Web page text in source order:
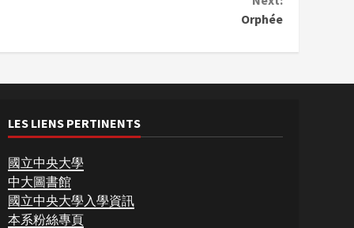
Orphée
LES LIENS PERTINENTS
國立中央大學
中大圖書館
國立中央大學入學資訊
本系粉絲專頁